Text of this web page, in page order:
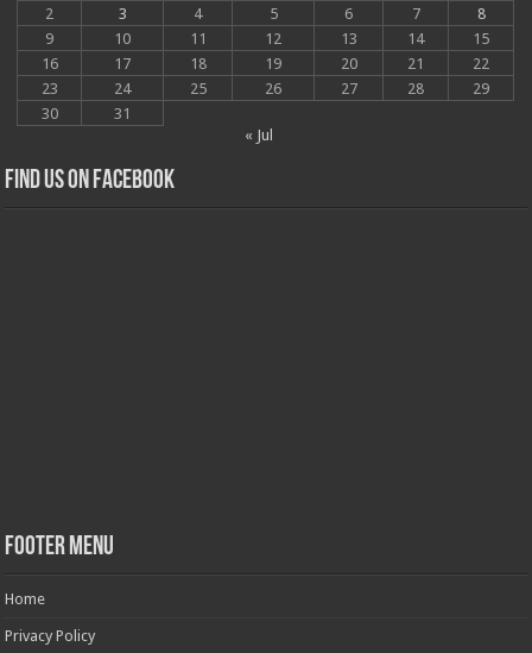
2
3 4 5 6 7
8
9
10 11 12 13 14
15
16
17 18 19 20 21
22
23
24 25 26 27 28
29
30
31
« Jul
Find us on Facebook
Footer Menu
Home
Privacy Policy